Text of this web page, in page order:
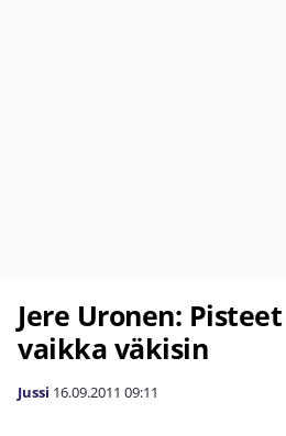
Jere Uronen:
vaikka väkisin
Jussi 16.09.2011 09:11